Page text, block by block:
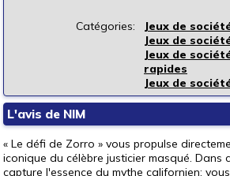
Catégories:
Jeux de
Jeux de
Jeux de
rapides
Jeux de
L'avis de NIM
« Le défi de Zorro » vous propulse
iconique du célèbre justicier masqué. Dans
capture l'essence du mythe californien: